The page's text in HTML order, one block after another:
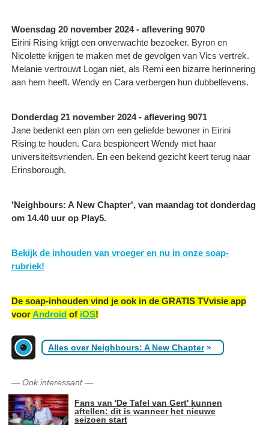
Woensdag 20 november 2024 - aflevering 9070
Eirini Rising krijgt een onverwachte bezoeker. Byron en
Nicolette krijgen te maken met de gevolgen van Vics vertrek.
Melanie vertrouwt Logan niet, als Remi een bizarre herinnering
aan hem heeft. Wendy en Cara verbergen hun dubbellevens.
Donderdag 21 november 2024 - aflevering 9071
Jane bedenkt een plan om een geliefde bewoner in Eirini
Rising te houden. Cara bespioneert Wendy met haar
universiteitsvrienden. En een bekend gezicht keert terug naar
Erinsborough.
'Neighbours: A New Chapter', van maandag tot donderdag
om 14.40 uur op Play5.
Bekijk de inhouden van vroeger en nu in onze soap-
rubriek!
De soap-inhouden vind je ook in de GRATIS TVvisie app
voorAndroid of iOS!
Alles over Neighbours: A New Chapter»
— Ook interessant—
Fans van 'De Tafel van Gert' kunnen
aftellen: dit is wanneer het nieuwe
seizoen start